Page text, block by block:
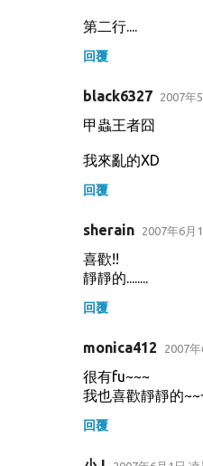
第二行....
回覆
black6327 2007年
甲蟲王者囧
我來亂的XD
回覆
sherain 2007年6月
喜歡!!
靜靜的........
回覆
monica412 2007
很有fu~~~
我也喜歡靜靜的~~
回覆